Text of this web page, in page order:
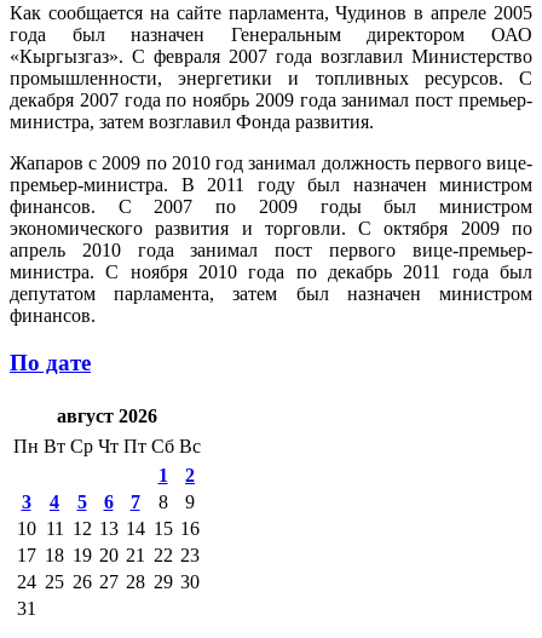
Как сообщается на сайте парламента, Чудинов в апреле 2005
года был назначен Генеральным директором ОАО
«Кыргызгаз». С февраля 2007 года возглавил Министерство
промышленности, энергетики и топливных ресурсов. С
декабря 2007 года по ноябрь 2009 года занимал пост премьер-
министра, затем возглавил Фонда развития.
Жапаров с 2009 по 2010 год занимал должность первого вице-
премьер-министра. В 2011 году был назначен министром
финансов. С 2007 по 2009 годы был министром
экономического развития и торговли. С октября 2009 по
апрель 2010 года занимал пост первого вице-премьер-
министра. С ноября 2010 года по декабрь 2011 года был
депутатом парламента, затем был назначен министром
финансов.
По дате
август 2026
Пн Вт Ср Чт Пт Сб Вс
1
2
3
4 5 6 7 8
9
10 11 12 13 14 15 16
17 18 19 20 21 22 23
24 25 26 27 28 29 30
31